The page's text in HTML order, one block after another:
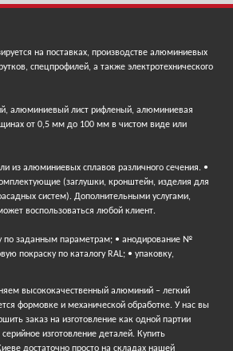
на поставках, производстве алюминиевых
спецпрофилей, а также электротехнического
алюминиевый лист рифленый, алюминиевая
от 0,5 мм до 100 мм в чистом виде или
из алюминиевых сплавов различного сечения. •
(заглушки, кронштейн, изделия для
систем). Дополнительными услугами,
воспользоваться любой клиент.
по заданным параметрам; • анодирование №
покраску по каталогу RAL; • упаковку,
высококачественный алюминий – легкий
формовке и механической обработке. У нас вы
заказ на изготовление как одной партии
изготовление деталей. Купить
достаточно просто на складах нашей